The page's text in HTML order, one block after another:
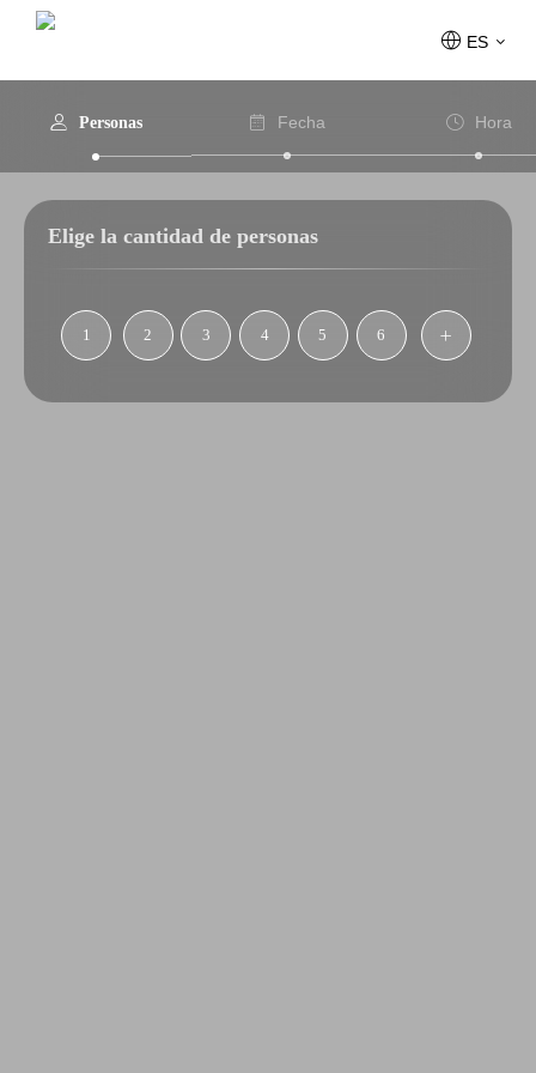
ES
Personas Fecha Hora
Elige la cantidad de personas
1 2 3 4 5 6